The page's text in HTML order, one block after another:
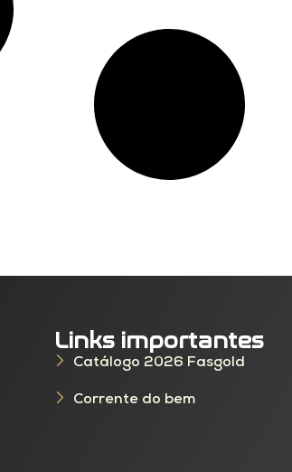
Links importantes
Catálogo 2026 Fasgold
Corrente do bem